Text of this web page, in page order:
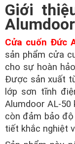
Giới
Cửa cuốn Đức
sản phẩm cửa
cho sự hoàn
Được sản xuất
lớp sơn tĩnh
Alumdoor AL-50
còn đảm bảo
tiết khắc nghiệt